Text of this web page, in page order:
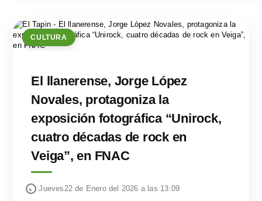
CULTURA
El llanerense, Jorge López
Novales, protagoniza la
exposición fotográfica “Unirock,
cuatro décadas de rock en
Veiga”, en FNAC
Jueves22 de Enero del 2026 a las 13:09